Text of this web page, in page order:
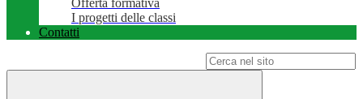
Offerta formativa
I progetti delle classi
Contatti